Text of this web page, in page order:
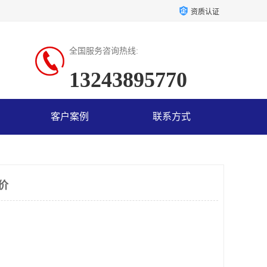
资质认证
全国服务咨询热线:
13243895770
客户案例 联系方式